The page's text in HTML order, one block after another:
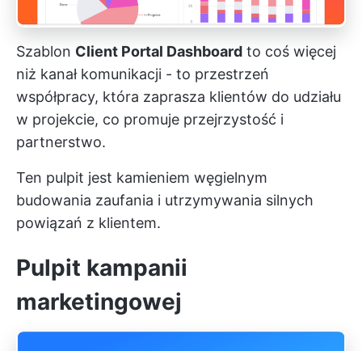
Szablon Client Portal Dashboard to coś więcej
niż kanał komunikacji - to przestrzeń
współpracy, która zaprasza klientów do udziału
w projekcie, co promuje przejrzystość i
partnerstwo.
Ten pulpit jest kamieniem węgielnym
budowania zaufania i utrzymywania silnych
powiązań z klientem.
Pulpit kampanii
marketingowej